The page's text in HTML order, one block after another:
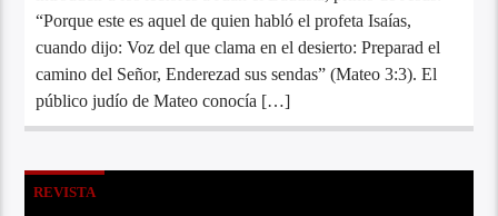
“Porque este es aquel de quien habló el profeta Isaías,
cuando dijo: Voz del que clama en el desierto: Preparad el
camino del Señor, Enderezad sus sendas” (Mateo 3:3). El
público judío de Mateo conocía […]
REVISTA